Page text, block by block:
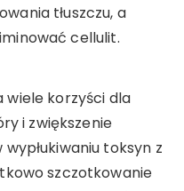
tłuszczu, a
cellulit.
wiele korzyści dla
i zwiększenie
toksyn z
szczotkowanie